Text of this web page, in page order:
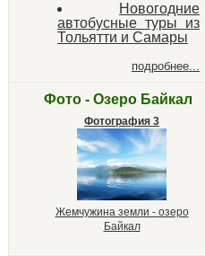
Новогодние
автобусные туры из
Тольятти и Самары
подробнее...
Фото - Озеро Байкал
Фотография 3
Жемчужина земли - озеро
Байкал